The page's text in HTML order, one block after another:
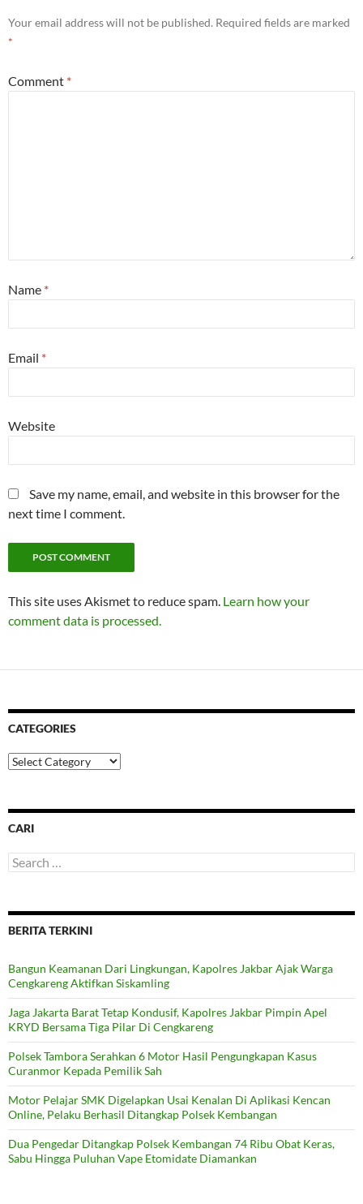
Your email address will not be published. Required fields are marked
*
Comment *
Name *
Email *
Website
Save my name, email, and website in this browser for the
next time I comment.
This site uses Akismet to reduce spam. Learn how your
comment data is processed.
CATEGORIES
Categories
CARI
Search
for:
BERITA TERKINI
Bangun Keamanan Dari Lingkungan, Kapolres Jakbar Ajak Warga
Cengkareng Aktifkan Siskamling
Jaga Jakarta Barat Tetap Kondusif, Kapolres Jakbar Pimpin Apel
KRYD Bersama Tiga Pilar Di Cengkareng
Polsek Tambora Serahkan 6 Motor Hasil Pengungkapan Kasus
Curanmor Kepada Pemilik Sah
Motor Pelajar SMK Digelapkan Usai Kenalan Di Aplikasi Kencan
Online, Pelaku Berhasil Ditangkap Polsek Kembangan
Dua Pengedar Ditangkap Polsek Kembangan 74 Ribu Obat Keras,
Sabu Hingga Puluhan Vape Etomidate Diamankan